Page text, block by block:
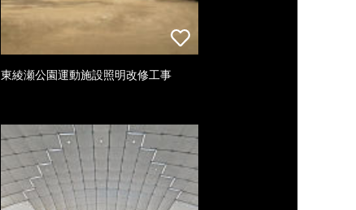
東綾瀬公園運動施設照明改修工事